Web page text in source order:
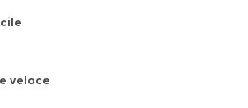
veloce